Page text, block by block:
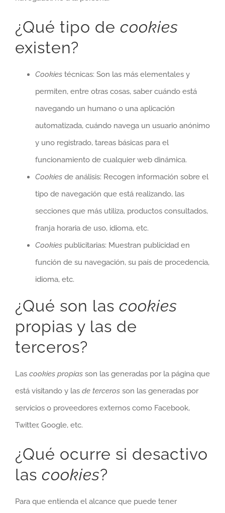
¿Qué tipo de cookies
existen?
Cookies técnicas: Son las más elementales y
permiten, entre otras cosas, saber cuándo está
navegando un humano o una aplicación
automatizada, cuándo navega un usuario anónimo
y uno registrado, tareas básicas para el
funcionamiento de cualquier web dinámica.
Cookies de análisis: Recogen información sobre el
tipo de navegación que está realizando, las
secciones que más utiliza, productos consultados,
franja horaria de uso, idioma, etc.
Cookies publicitarias: Muestran publicidad en
función de su navegación, su país de procedencia,
idioma, etc.
¿Qué son las cookies
propias y las de
terceros?
Las cookies propias son las generadas por la página que
está visitando y las de terceros son las generadas por
servicios o proveedores externos como Facebook,
Twitter, Google, etc.
¿Qué ocurre si desactivo
las cookies?
Para que entienda el alcance que puede tener